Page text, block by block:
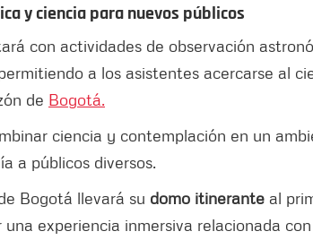
y ciencia para nuevos públicos
con actividades de observación
permitiendo a los asistentes acercarse al
de Bogotá.
ciencia y contemplación en un
a públicos diversos.
Bogotá llevará su domo itinerante al
una experiencia inmersiva relacionada